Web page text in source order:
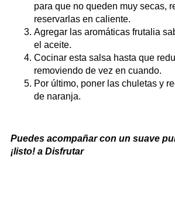
para que no queden muy secas,
reservarlas en caliente.
Agregar las aromáticas frutalia
el aceite.
Cocinar esta salsa hasta que
removiendo de vez en cuando.
Por último, poner las chuletas y
de naranja.
Puedes acompañar con un suave
¡listo! a Disfrutar